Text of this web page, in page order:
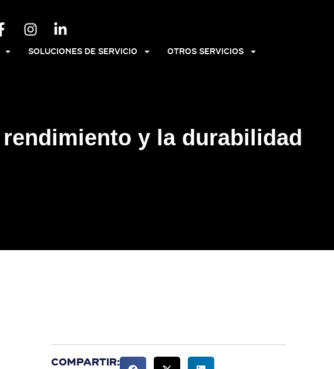
SOLUCIONES DE SERVICIO
OTROS SERVICIOS
y la durabilidad
Compartir: